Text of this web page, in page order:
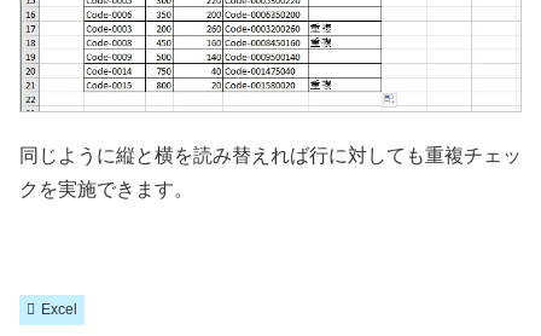
同じように縦と横を読み替えれば行に対しても重複チェッ
クを実施できます。
Excel